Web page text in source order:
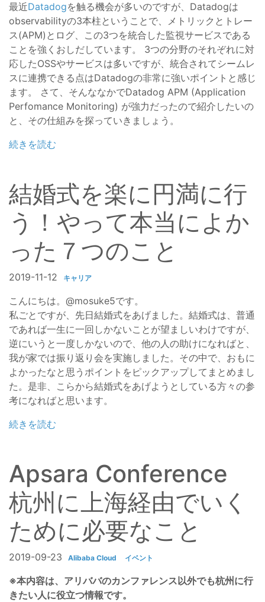
最近Datadogを触る機会が多いのですが、Datadogは
observabilityの3本柱ということで、メトリックとトレー
ス(APM)とログ、この3つを統合した監視サービスである
ことを強くおしだしています。 3つの分野のそれぞれに対
応したOSSやサービスは多いですが、統合されてシームレ
スに連携できる点はDatadogの非常に強いポイントと感じ
ます。 さて、そんななかでDatadog APM (Application
Perfomance Monitoring) が強力だったので紹介したいの
と、その仕組みを探っていきましょう。
続きを読む
結婚式を楽に円満に行
う！やって本当によか
った７つのこと
2019-11-12 キャリア
こんにちは。@mosuke5です。
私ごとですが、先日結婚式をあげました。結婚式は、普通
であれば一生に一回しかないことが望ましいわけですが、
逆にいうと一度しかないので、他の人の助けになればと、
我が家では振り返り会を実施しました。その中で、おもに
よかったなと思うポイントをピックアップしてまとめまし
た。是非、こらから結婚式をあげようとしている方々の参
考になればと思います。
続きを読む
Apsara Conference
杭州に上海経由でいく
ために必要なこと
2019-09-23 Alibaba Cloud イベント
※本内容は、アリババのカンファレンス以外でも杭州に行
きたい人に役立つ情報です。